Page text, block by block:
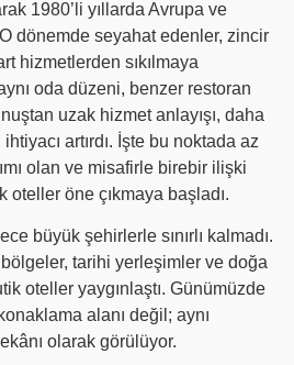
1980’li yıllarda Avrupa ve
O dönemde seyahat edenler, zincir
hizmetlerden sıkılmaya
oda düzeni, benzer restoran
uzak hizmet anlayışı, daha
artırdı. İşte bu noktada az
olan ve misafirle birebir ilişki
oteller öne çıkmaya başladı.
büyük şehirlerle sınırlı kalmadı.
tarihi yerleşimler ve doğa
oteller yaygınlaştı. Günümüzde
alanı değil; aynı
olarak görülüyor.